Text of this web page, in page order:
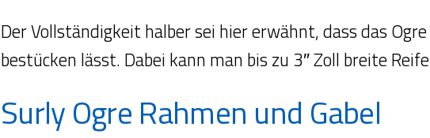
Der Vollständigkeit halber sei hier erwähnt, dass das
bestücken lässt. Dabei kann man bis zu 3″ Zoll breite
Surly Ogre Rahmen und Gabel